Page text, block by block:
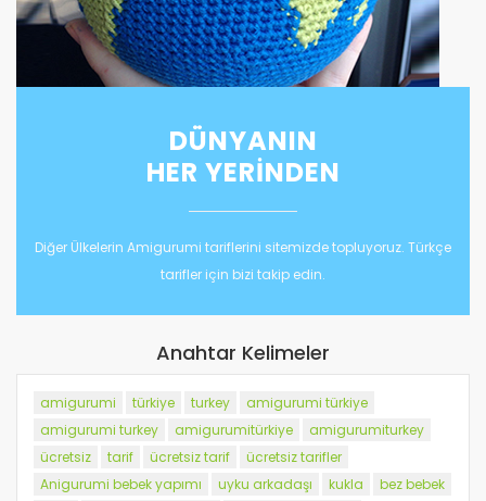
DÜNYANIN
HER YERİNDEN
Diğer Ülkelerin Amigurumi tariflerini sitemizde topluyoruz. Türkçe
tarifler için bizi takip edin.
Anahtar Kelimeler
amigurumi türkiye turkey
amigurumi türkiye
amigurumi turkey
amigurumitürkiye
amigurumiturkey
ücretsiz
tarif ücretsiz tarif
ücretsiz tarifler
Anigurumi bebek yapımı
uyku arkadaşı kukla
bez bebek